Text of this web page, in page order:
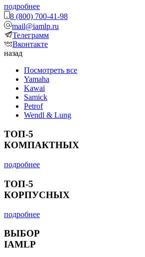
подробнее
8 (800) 700-41-98
mail@iamlp.ru
Телеграмм
Вконтакте
назад
Посмотреть все
Yamaha
Kawai
Samick
Petrof
Wendl & Lung
ТОП-5
КОМПАКТНЫХ
подробнее
ТОП-5
КОРПУСНЫХ
подробнее
ВЫБОР
IAMLP